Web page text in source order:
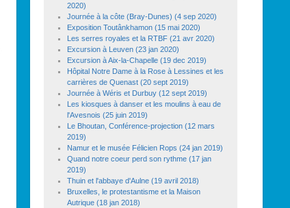
2020)
Journée à la côte (Bray-Dunes) (4 sep 2020)
Exposition Toutânkhamon (15 mai 2020)
Les serres royales et la RTBF (21 avr 2020)
Excursion à Leuven (23 jan 2020)
Excursion à Aix-la-Chapelle (19 dec 2019)
Hôpital Notre Dame à la Rose à Lessines et les
carrières de Quenast (20 sept 2019)
Journée à Wéris et Durbuy (12 sept 2019)
Les kiosques à danser et les moulins à eau de
l'Avesnois (25 juin 2019)
Le Bhoutan, Conférence-projection (12 mars
2019)
Namur et le musée Félicien Rops (24 jan 2019)
Quand notre coeur perd son rythme (17 jan
2019)
Thuin et l'abbaye d'Aulne (19 avril 2018)
Bruxelles, le protestantisme et la Maison
Autrique (18 jan 2018)